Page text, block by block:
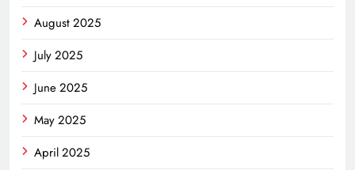
August 2025
July 2025
June 2025
May 2025
April 2025